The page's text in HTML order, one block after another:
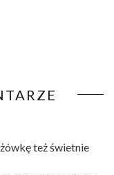
też świetnie